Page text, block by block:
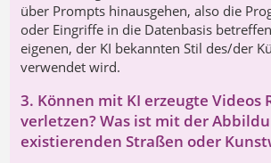
über Prompts hinausgehen, also die
oder Eingriffe in die Datenbasis
eigenen, der KI bekannten Stil des/der
verwendet wird.
3. Können mit KI erzeugte Videos
verletzen? Was ist mit der
existierenden Straßen oder